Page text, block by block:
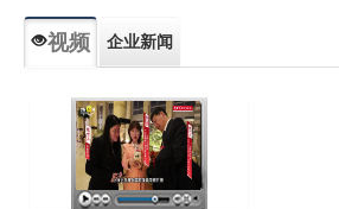
视频 企业新闻